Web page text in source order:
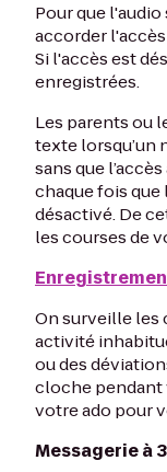
Pour que
accorder
Si l'accès est
enregistrées.
Les parents ou
texte lorsqu’un
sans que
chaque fois que
désactivé. De
les courses de
On surveille les
activité
ou des
cloche pendant
votre ado pour
Messagerie à